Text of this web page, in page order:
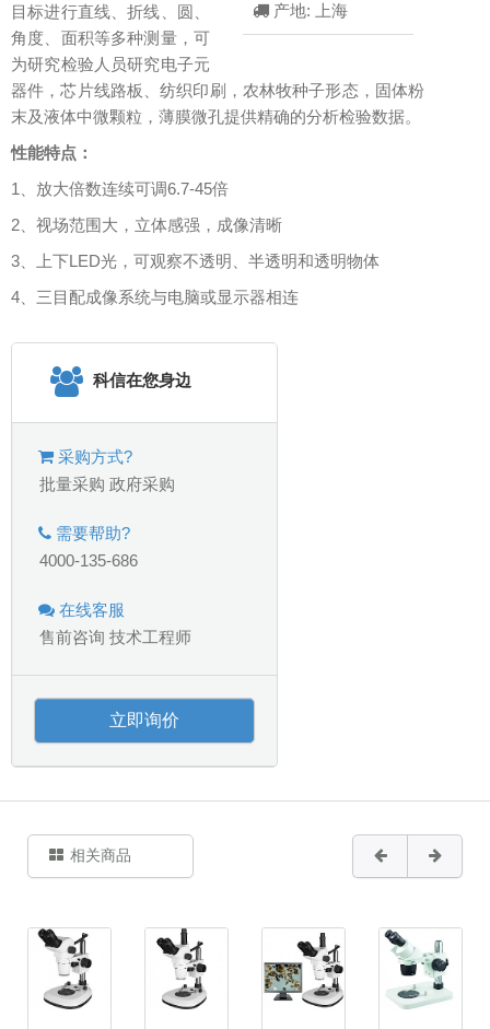
产地: 上海
目标进行直线、折线、圆、
角度、面积等多种测量，可
为研究检验人员研究电子元
器件，芯片线路板、纺织印刷，农林牧种子形态，固体粉
末及液体中微颗粒，薄膜微孔提供精确的分析检验数据。
性能特点：
1、放大倍数连续可调6.7-45倍
2、视场范围大，立体感强，成像清晰
3、上下LED光，可观察不透明、半透明和透明物体
4、三目配成像系统与电脑或显示器相连
科信在您身边
采购方式?
批量采购 政府采购
需要帮助?
4000-135-686
在线客服
售前咨询 技术工程师
立即询价
相关商品